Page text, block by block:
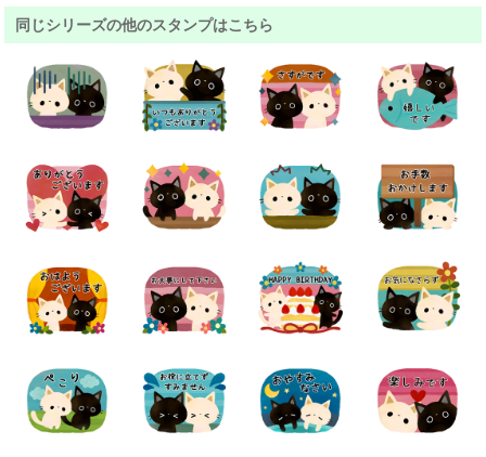
同じシリーズの他のスタンプはこちら